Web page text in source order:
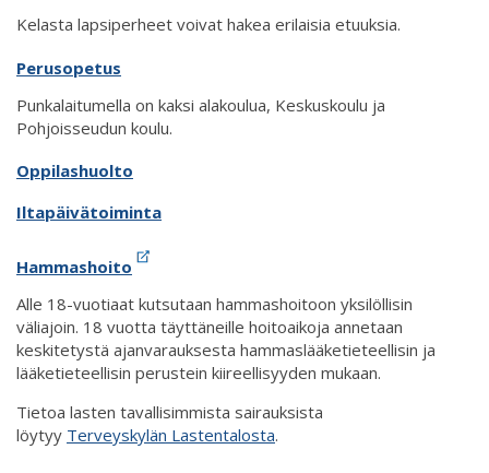
Kelasta lapsiperheet voivat hakea erilaisia etuuksia.
Perusopetus
Punkalaitumella on kaksi alakoulua, Keskuskoulu ja
Pohjoisseudun koulu.
Oppilashuolto
Iltapäivätoiminta
Hammashoito
Alle 18-vuotiaat kutsutaan hammashoitoon yksilöllisin
väliajoin. 18 vuotta täyttäneille hoitoaikoja annetaan
keskitetystä ajanvarauksesta hammaslääketieteellisin ja
lääketieteellisin perustein kiireellisyyden mukaan.
Tietoa lasten tavallisimmista sairauksista
löytyy Terveyskylän Lastentalosta.